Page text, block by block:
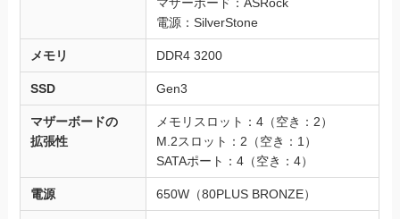
マザーボード：ASRock
電源：SilverStone
メモリ DDR4 3200
SSD Gen3
マザーボードの
拡張性
メモリスロット：4（空き：2）
M.2スロット：2（空き：1）
SATAポート：4（空き：4）
電源 650W（80PLUS BRONZE）